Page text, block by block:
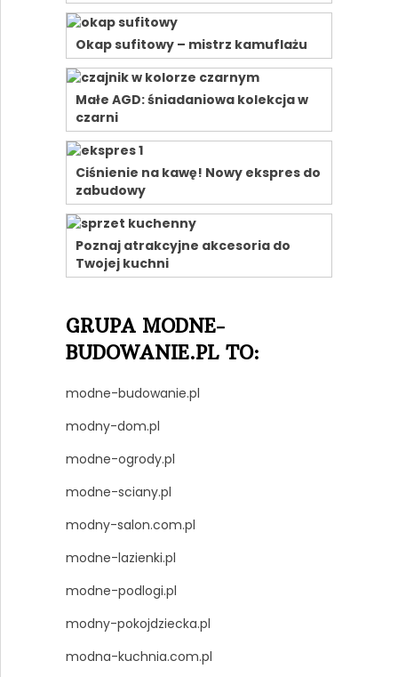
Okap sufitowy – mistrz kamuflażu
Małe AGD: śniadaniowa kolekcja w
czarni
Ciśnienie na kawę! Nowy ekspres do
zabudowy
Poznaj atrakcyjne akcesoria do
Twojej kuchni
GRUPA MODNE-
BUDOWANIE.PL TO:
modne-budowanie.pl
modny-dom.pl
modne-ogrody.pl
modne-sciany.pl
modny-salon.com.pl
modne-lazienki.pl
modne-podlogi.pl
modny-pokojdziecka.pl
modna-kuchnia.com.pl